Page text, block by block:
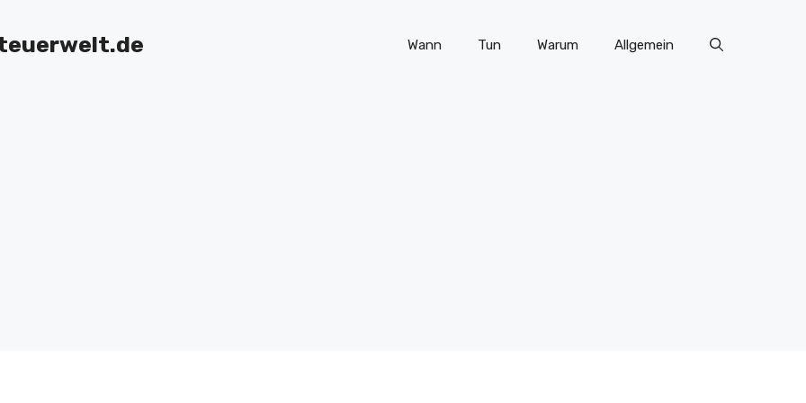
Wann Tun Warum Allgemein